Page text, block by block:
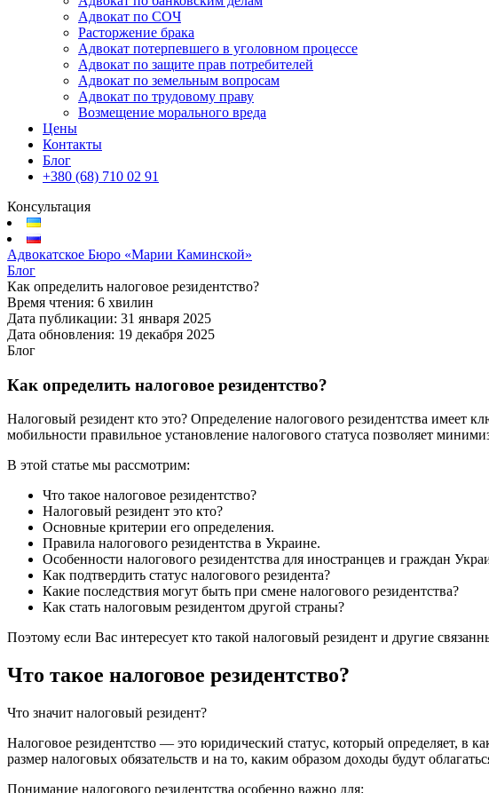
Адвокат по СОЧ
Расторжение брака
Адвокат потерпевшего в уголовном процессе
Адвокат по защите прав потребителей
Адвокат по земельным вопросам
Адвокат по трудовому праву
Возмещение морального вреда
Цены
Контакты
Блог
+380 (68) 710 02 91
Консультация
Адвокатское Бюро «Марии Каминской»
Блог
Как определить налоговое резидентство?
Время чтения: 6 хвилин
Дата публикации: 31 января 2025
Дата обновления: 19 декабря 2025
Блог
Как определить налоговое резидентство?
Налоговый резидент кто это? Определение налогового резидентства имеет
мобильности правильное установление налогового статуса позволяет
В этой статье мы рассмотрим:
Что такое налоговое резидентство?
Налоговый резидент это кто?
Основные критерии его определения.
Правила налогового резидентства в Украине.
Особенности налогового резидентства для иностранцев и граждан
Как подтвердить статус налогового резидента?
Какие последствия могут быть при смене налогового резидентства?
Как стать налоговым резидентом другой страны?
Поэтому если Вас интересует кто такой налоговый резидент и другие
Что такое налоговое резидентство?
Что значит налоговый резидент?
Налоговое резидентство — это юридический статус, который определяет, в
размер налоговых обязательств и на то, каким образом доходы будут
Понимание налогового резидентства особенно важно для: